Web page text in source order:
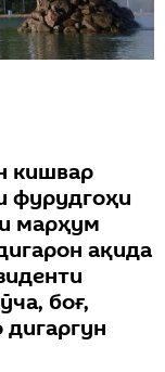
кишвар
фурудгоҳи
марҳум
ақида
боғ,